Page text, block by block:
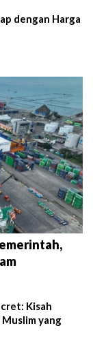
dengan Harga
Kisah
yang